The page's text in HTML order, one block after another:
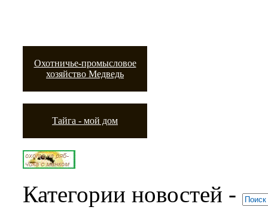
Охотничье-промысловое
хозяйство Медведь
Тайга - мой дом
Категории новостей -